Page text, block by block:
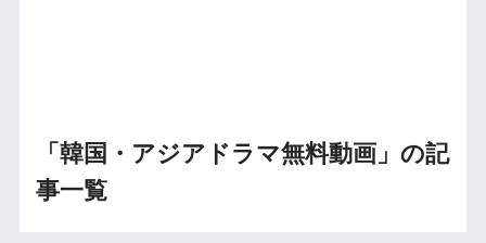
「韓国・アジアドラマ無料動画」の記
事一覧